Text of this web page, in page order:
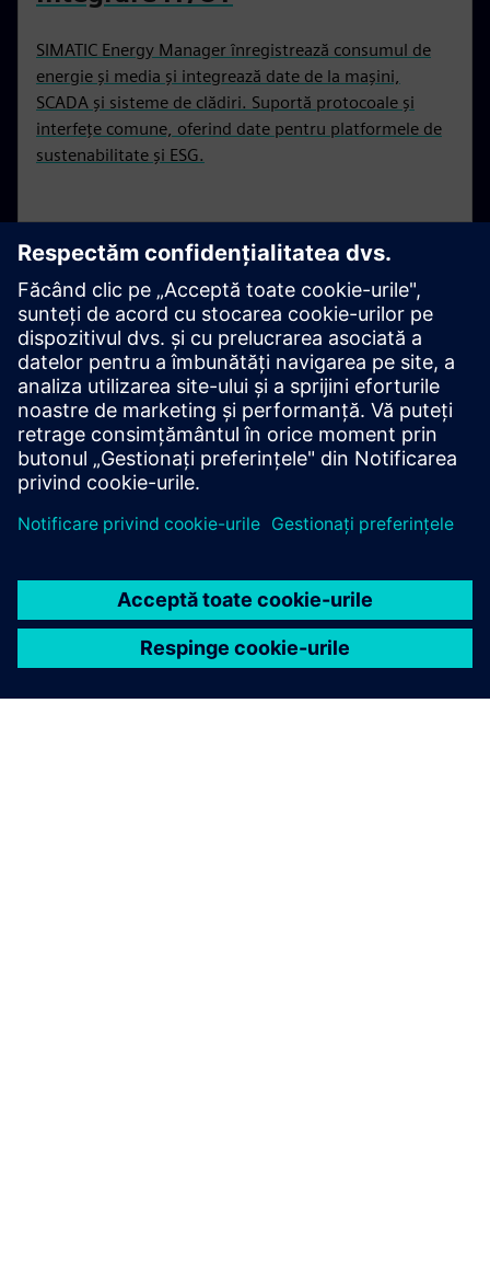
SIMATIC Energy Manager înregistrează consumul de
energie și media și integrează date de la mașini,
SCADA și sisteme de clădiri. Suportă protocoale și
interfețe comune, oferind date pentru platformele de
sustenabilitate și ESG.
SIMATIC S7-1200
Controlerele de bază sunt alegerea inteligentă pentru
soluțiile compacte de automatizare cu funcții integrate
de comunicare și tehnologie. Controlerele SIMATIC S7-
1200 sunt disponibile în versiuni standard și sigure.